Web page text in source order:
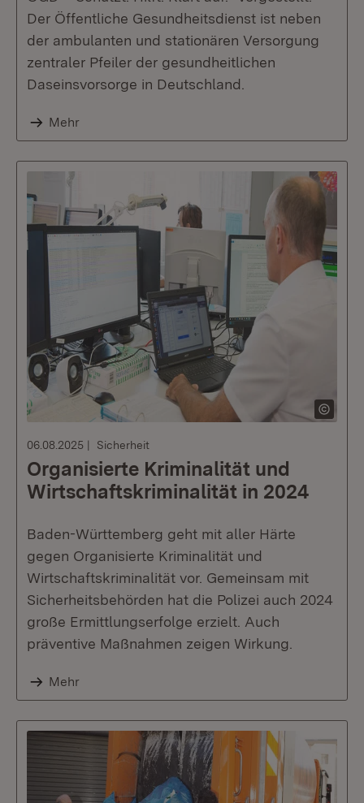
Der Öffentliche Gesundheitsdienst ist neben
der ambulanten und stationären Versorgung
zentraler Pfeiler der gesundheitlichen
Daseinsvorsorge in Deutschland.
Mehr
06.08.2025 Sicherheit
Organisierte Kriminalität und
Wirtschaftskriminalität in 2024
Baden-Württemberg geht mit aller Härte
gegen Organisierte Kriminalität und
Wirtschaftskriminalität vor. Gemeinsam mit
Sicherheitsbehörden hat die Polizei auch 2024
große Ermittlungserfolge erzielt. Auch
präventive Maßnahmen zeigen Wirkung.
Mehr